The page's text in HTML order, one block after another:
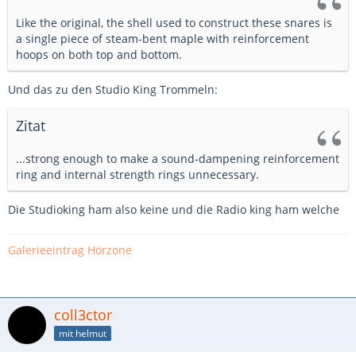
Like the original, the shell used to construct these snares is
a single piece of steam-bent maple with reinforcement
hoops on both top and bottom.
Und das zu den Studio King Trommeln:
Zitat
...strong enough to make a sound-dampening reinforcement
ring and internal strength rings unnecessary.
Die Studioking ham also keine und die Radio king ham welche
Galerieeintrag Hörzone
coll3ctor
mit helmut